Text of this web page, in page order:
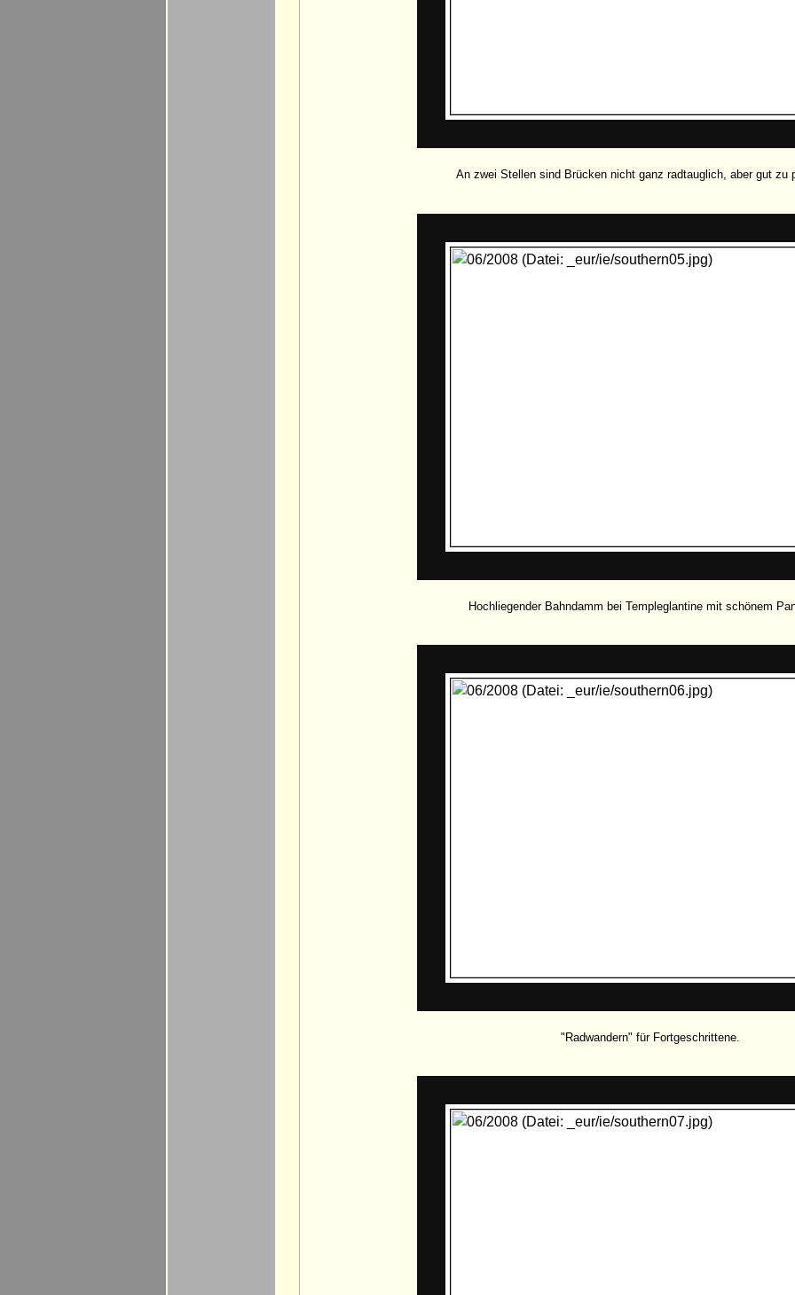
An zwei Stellen sind Brücken nicht ganz radtauglich, aber gut zu
Hochliegender Bahndamm bei Templeglantine mit schönem
"Radwandern" für Fortgeschrittene.